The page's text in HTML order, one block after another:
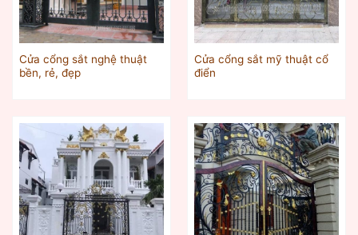
Cửa cổng sắt nghệ thuật
bền, rẻ, đẹp
Cửa cổng sắt mỹ thuật cổ
điển